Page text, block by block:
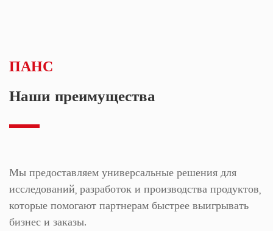
ПАНС
Наши преимущества
Мы предоставляем универсальные решения для
исследований, разработок и производства продуктов,
которые помогают партнерам быстрее выигрывать
бизнес и заказы.